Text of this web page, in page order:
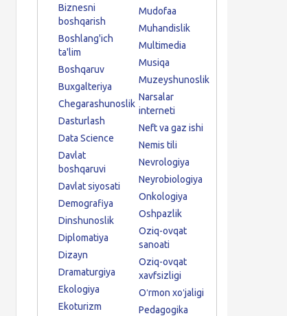
Biznesni
boshqarish
Boshlang'ich
ta'lim
Boshqaruv
Buxgalteriya
Chegarashunoslik
Dasturlash
Data Science
Davlat
boshqaruvi
Davlat siyosati
Demografiya
Dinshunoslik
Diplomatiya
Dizayn
Dramaturgiya
Ekologiya
Ekoturizm
Mudofaa
Muhandislik
Multimedia
Musiqa
Muzeyshunoslik
Narsalar
interneti
Neft va gaz ishi
Nemis tili
Nevrologiya
Neyrobiologiya
Onkologiya
Oshpazlik
Oziq-ovqat
sanoati
Oziq-ovqat
xavfsizligi
Oʻrmon xoʻjaligi
Pedagogika